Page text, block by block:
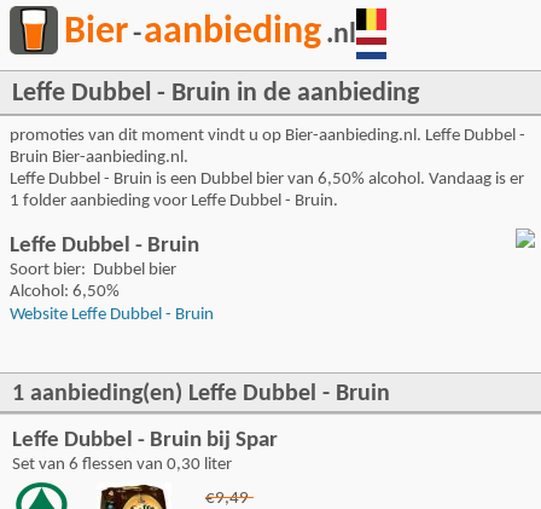
Bier-aanbieding .nl
Leffe Dubbel - Bruin in de aanbieding
promoties van dit moment vindt u op Bier-aanbieding.nl. Leffe Dubbel -
Bruin Bier-aanbieding.nl.
Leffe Dubbel - Bruin is een Dubbel bier van 6,50% alcohol. Vandaag is er
1 folder aanbieding voor Leffe Dubbel - Bruin.
Leffe Dubbel - Bruin
Soort bier: Dubbel bier
Alcohol: 6,50%
Website Leffe Dubbel - Bruin
1 aanbieding(en) Leffe Dubbel - Bruin
Leffe Dubbel - Bruin bij Spar
Set van 6 flessen van 0,30 liter
€9,49